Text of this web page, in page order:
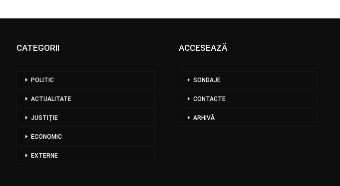
CATEGORII
POLITIC
ACTUALITATE
JUSTIȚIE
ECONOMIC
EXTERNE
ACCESEAZĂ
SONDAJE
CONTACTE
ARHIVĂ